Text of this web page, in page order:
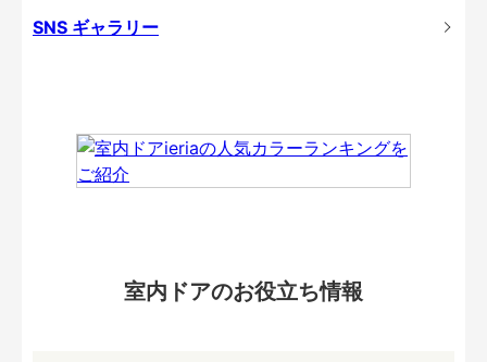
SNS ギャラリー
室内ドアのお役立ち情報